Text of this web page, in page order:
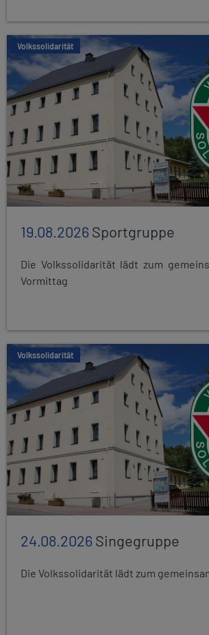
Volkssolidarität
19.08.2026Sportgruppe
Die Volkssolidarität lädt zum
Vormittag
Volkssolidarität
24.08.2026Singegruppe
Die Volkssolidarität lädt zum